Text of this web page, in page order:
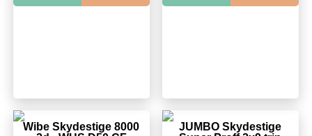
Wibe Skydestige 8000
JUMBO Skydestige